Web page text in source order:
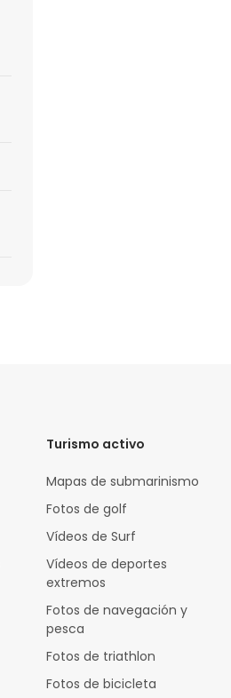
Turismo activo
Mapas de submarinismo
Fotos de golf
Vídeos de Surf
Vídeos de deportes
extremos
Fotos de navegación y
pesca
Fotos de triathlon
Fotos de bicicleta